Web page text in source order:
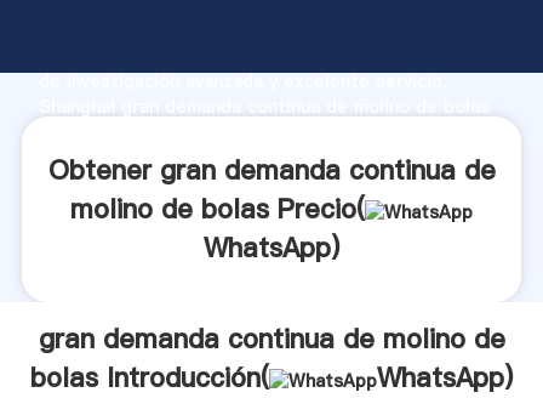
de investigación avanzada y excelente servicio,
clientes.
Obtener gran demanda continua de
molino de bolas Precio(
WhatsApp)
gran demanda continua de molino de
bolas Introducción(
WhatsApp)